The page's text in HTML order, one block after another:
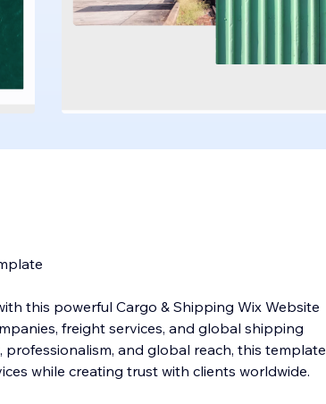
this powerful Cargo & Shipping Wix Website
freight services, and global shipping
professionalism, and global reach, this template
while creating trust with clients worldwide.